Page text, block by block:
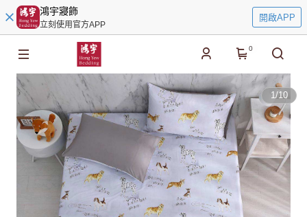
鴻宇寢飾
立刻使用官方APP
開啟APP
0
1/10